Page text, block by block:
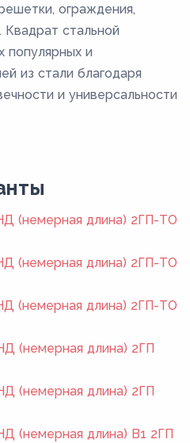
ограждения,
стальной
популярных и
из стали благодаря
и универсальности
(немерная длина) 2ГП-ТО
(немерная длина) 2ГП-ТО
(немерная длина) 2ГП-ТО
(немерная длина) 2ГП
(немерная длина) 2ГП
(немерная длина) В1 2ГП